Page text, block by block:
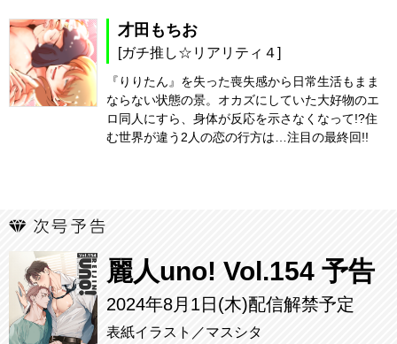
才田もちお
[ガチ推し☆リアリティ４]
『りりたん』を失った喪失感から日常生活もまま
ならない状態の景。オカズにしていた大好物のエ
ロ同人にすら、身体が反応を示さなくなって!?住
む世界が違う2人の恋の行方は…注目の最終回!!
麗人uno! Vol.154 予告
2024年8月1日(木)配信解禁予定
表紙イラスト／マスシタ